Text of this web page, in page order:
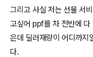
그리고 사실 저는 선물 서
고싶어 ppf를 차 전반에 다
은데 딜러재량이 어디까지
다.